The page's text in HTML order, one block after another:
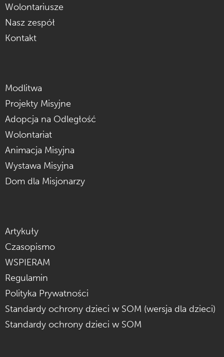
Wolontariusze
Nasz zespół
Kontakt
Modlitwa
Projekty Misyjne
Adopcja na Odległość
Wolontariat
Animacja Misyjna
Wystawa Misyjna
Dom dla Misjonarzy
Artykuły
Czasopismo
WSPIERAM
Regulamin
Polityka Prywatności
Standardy ochrony dzieci w SOM (wersja dla dzieci)
Standardy ochrony dzieci w SOM